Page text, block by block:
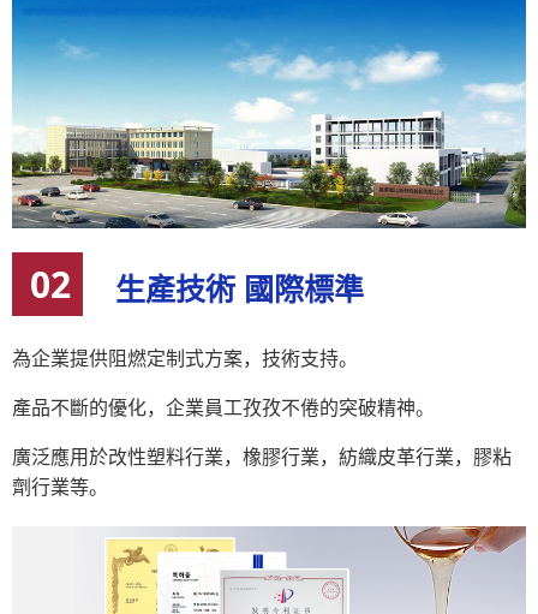
02 生產技術 國際標準
為企業提供阻燃定制式方案，技術支持。
產品不斷的優化，企業員工孜孜不倦的突破精神。
廣泛應用於改性塑料行業，橡膠行業，紡織皮革行業，膠粘
劑行業等。